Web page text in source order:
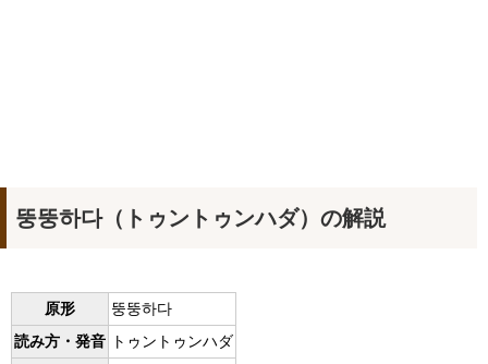
뚱뚱하다（トゥントゥンハダ）の解説
原形
뚱뚱하다
読み方・発音
トゥントゥンハダ